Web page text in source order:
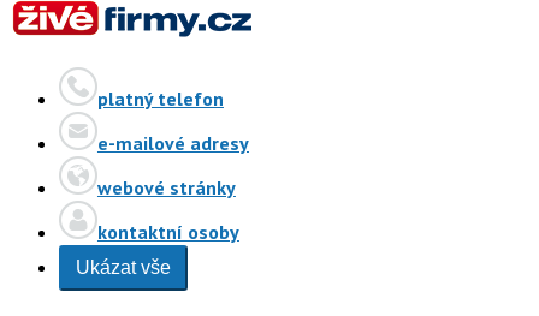
platný telefon
e-mailové adresy
webové stránky
kontaktní osoby
Ukázat vše